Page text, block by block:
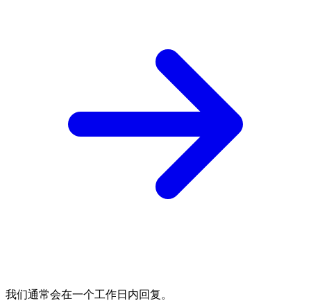
我们通常会在一个工作日内回复。